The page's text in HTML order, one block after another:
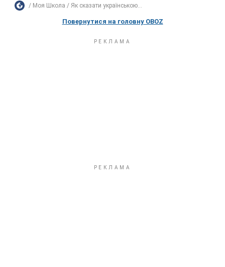
Моя Школа Як сказати українською...
Повернутися на головну OBOZ